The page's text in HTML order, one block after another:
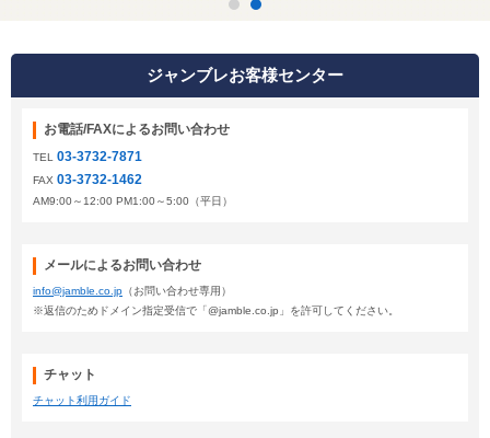
ジャンブレお客様センター
お電話/FAXによるお問い合わせ
TEL 03-3732-7871
FAX 03-3732-1462
AM9:00～12:00 PM1:00～5:00（平日）
メールによるお問い合わせ
info@jamble.co.jp （お問い合わせ専用）
※返信のためドメイン指定受信で「@jamble.co.jp」を許可してください。
チャット
チャット利用ガイド